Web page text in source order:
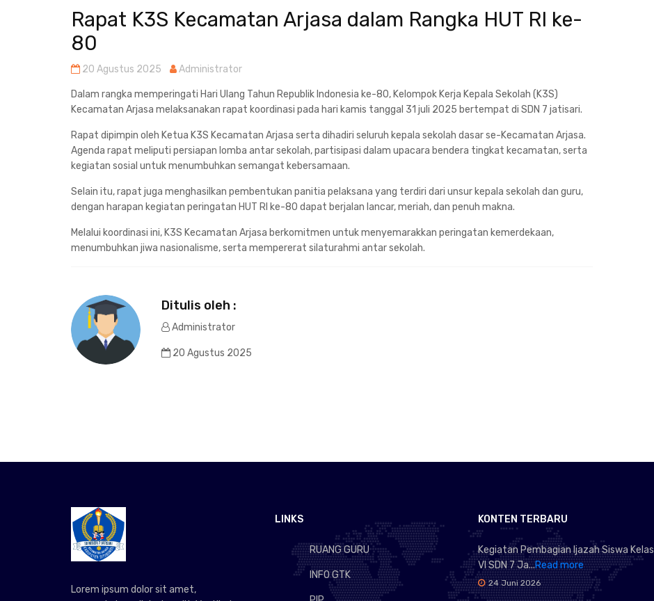
Rapat K3S Kecamatan Arjasa dalam Rangka HUT RI ke-
80
20 Agustus 2025 Administrator
Dalam rangka memperingati Hari Ulang Tahun Republik Indonesia ke-80, Kelompok Kerja Kepala Sekolah (K3S)
Kecamatan Arjasa melaksanakan rapat koordinasi pada hari kamis tanggal 31 juli 2025 bertempat di SDN 7 jatisari.
Rapat dipimpin oleh Ketua K3S Kecamatan Arjasa serta dihadiri seluruh kepala sekolah dasar se-Kecamatan Arjasa.
Agenda rapat meliputi persiapan lomba antar sekolah, partisipasi dalam upacara bendera tingkat kecamatan, serta
kegiatan sosial untuk menumbuhkan semangat kebersamaan.
Selain itu, rapat juga menghasilkan pembentukan panitia pelaksana yang terdiri dari unsur kepala sekolah dan guru,
dengan harapan kegiatan peringatan HUT RI ke-80 dapat berjalan lancar, meriah, dan penuh makna.
Melalui koordinasi ini, K3S Kecamatan Arjasa berkomitmen untuk menyemarakkan peringatan kemerdekaan,
menumbuhkan jiwa nasionalisme, serta mempererat silaturahmi antar sekolah.
Ditulis oleh :
Administrator
20 Agustus 2025
Lorem ipsum dolor sit amet,
LINKS
RUANG GURU
INFO GTK
KONTEN TERBARU
Kegiatan Pembagian Ijazah Siswa Kelas
VI SDN 7 Ja...Read more
24 Juni 2026